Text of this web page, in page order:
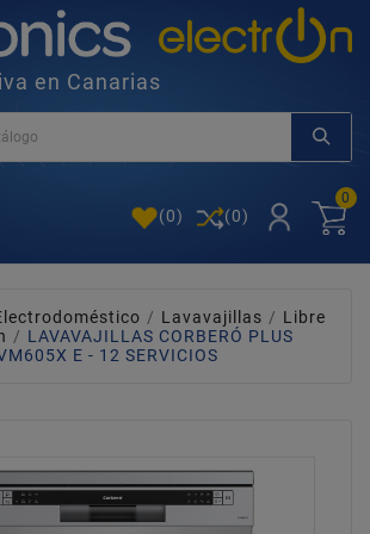
en Canarias
(0) (0)
0
Lavavajillas
Libre
LAVAVAJILLAS CORBERÓ PLUS
E - 12 SERVICIOS